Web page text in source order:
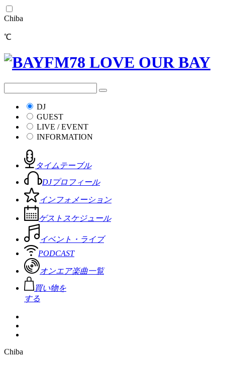
Chiba
℃
DJ
GUEST
LIVE / EVENT
INFORMATION
タイムテーブル
DJプロフィール
インフォメーション
ゲストスケジュール
イベント・ライブ
PODCAST
オンエア楽曲一覧
買い物を
する
Chiba